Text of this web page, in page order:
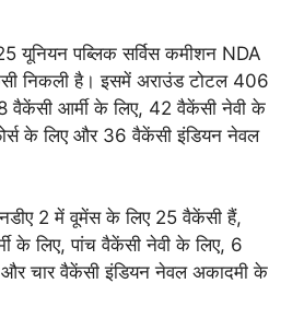
पब्लिक सर्विस कमीशन NDA
निकली है। इसमें अराउंड टोटल 406
आर्मी के लिए, 42 वैकेंसी नेवी के
के लिए और 36 वैकेंसी इंडियन नेवल
2 में वूमेंस के लिए 25 वैकेंसी हैं,
के लिए, पांच वैकेंसी नेवी के लिए, 6
और चार वैकेंसी इंडियन नेवल अकादमी के